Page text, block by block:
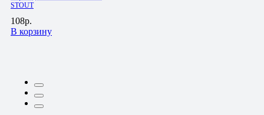
STOUT
108р.
В корзину